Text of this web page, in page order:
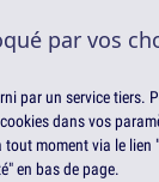
par vos
par un service tiers.
dans vos
moment via le lien
en bas de page.